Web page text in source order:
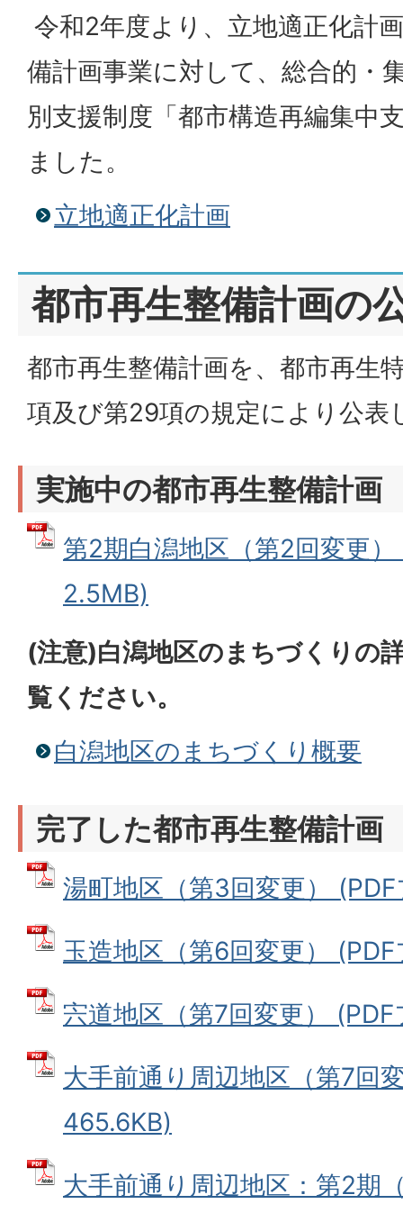
令和2年度より、立地適正化計
備計画事業に対して、総合的・
別支援制度「都市構造再編集中
ました。
立地適正化計画
都市再生整備計画の
都市再生整備計画を、都市再生
項及び第29項の規定により公表
実施中の都市再生整備計画
第2期白潟地区（第2回変更
2.5MB)
(注意)白潟地区のまちづくりの
覧ください。
白潟地区のまちづくり概要
完了した都市再生整備計画
湯町地区（第3回変更）
玉造地区（第6回変更）
宍道地区（第7回変更）
大手前通り周辺地区（第7回
465.6KB)
大手前通り周辺地区：第2期